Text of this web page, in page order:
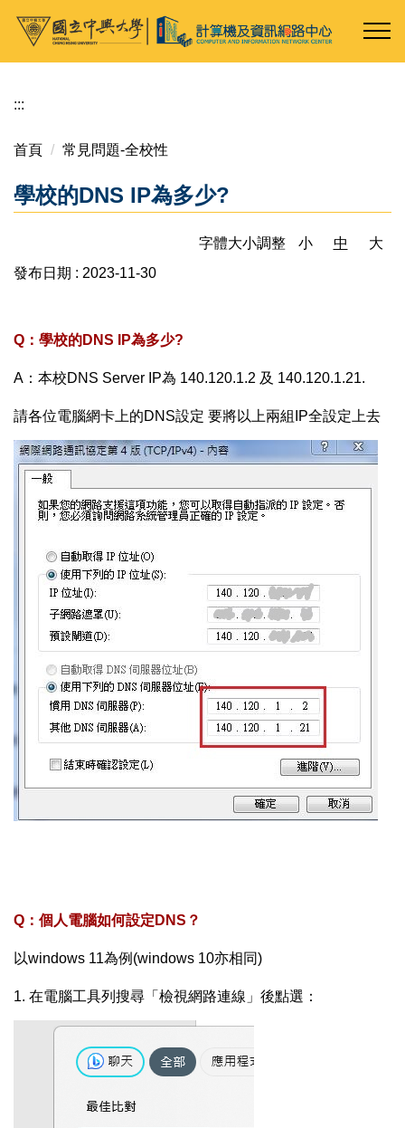
跳
內
區
:::
首頁 常見問題-全校性
學校的DNS IP為多少?
字體大小調整 小 中
大
發布日期 : 2023-11-30
Q：學校的DNS IP為多少?
A：本校DNS Server IP為 140.120.1.2 及 140.120.1.21.
請各位電腦網卡上的DNS設定 要將以上兩組IP全設定上去
Q：個人電腦如何設定DNS？
以windows 11為例(windows 10亦相同)
1. 在電腦工具列搜尋「檢視網路連線」後點選：